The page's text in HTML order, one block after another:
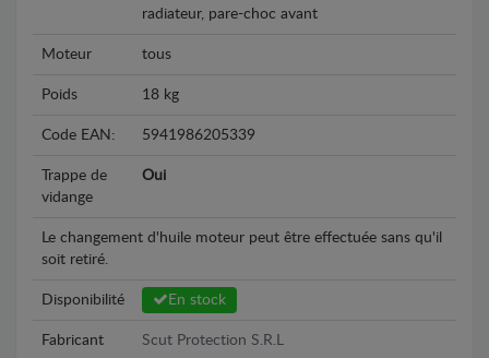
radiateur, pare-choc avant
Moteur tous
Poids 18 kg
Code EAN: 5941986205339
Trappe de
vidange
Oui
Le changement d'huile moteur peut être effectuée sans qu'il
soit retiré.
Disponibilité En stock
Fabricant Scut Protection S.R.L